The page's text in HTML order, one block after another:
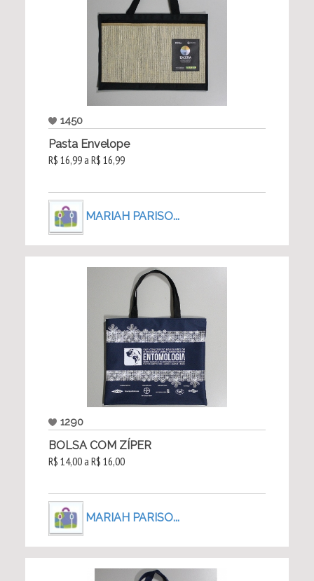
1450
Pasta Envelope
R$ 16,99 a R$ 16,99
MARIAH PARISO...
1290
BOLSA COM ZÍPER
R$ 14,00 a R$ 16,00
MARIAH PARISO...